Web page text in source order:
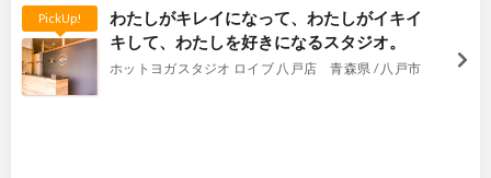
PickUp!
わたしがキレイになって、わたしがイキイ
キして、わたしを好きになるスタジオ。
ホットヨガスタジオ ロイブ 八戸店 青森県 / 八戸市